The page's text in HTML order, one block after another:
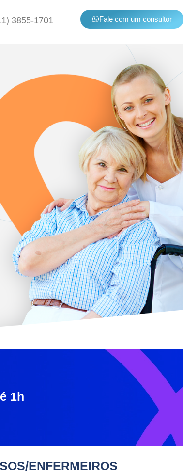
3855-1701 Fale com um consultor
1h
1h
ENFERMEIROS